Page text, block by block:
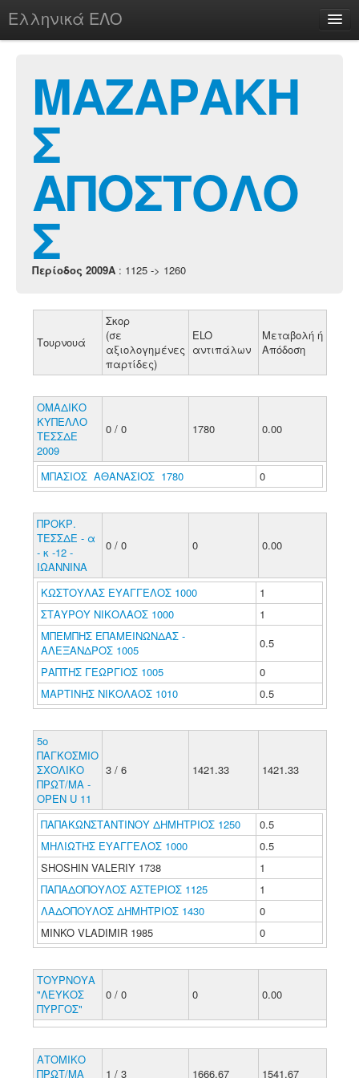
Ελληνικά ΕΛΟ
chesstu.be @ discord
Login
ΜΑΖΑΡΑΚΗ
Σ
ΑΠΟΣΤΟΛΟ
Σ
Περίοδος 2009A : 1125 -> 1260
Τουρνουά
Σκορ
(σε
αξιολογημένες
παρτίδες)
ELO
αντιπάλων
Μεταβολή ή
Απόδοση
ΟΜΑΔΙΚΟ
ΚΥΠΕΛΛΟ
ΤΕΣΣΔΕ
2009
0 / 0 1780 0.00
ΜΠΑΣΙΟΣ ΑΘΑΝΑΣΙΟΣ 1780 0
ΠΡΟΚΡ.
ΤΕΣΣΔΕ - α
- κ -12 -
ΙΩΑΝΝΙΝΑ
0 / 0 0 0.00
ΚΩΣΤΟΥΛΑΣ ΕΥΑΓΓΕΛΟΣ 1000
1
ΣΤΑΥΡΟΥ ΝΙΚΟΛΑΟΣ 1000
1
ΜΠΕΜΠΗΣ ΕΠΑΜΕΙΝΩΝΔΑΣ -
ΑΛΕΞΑΝΔΡΟΣ 1005
0.5
ΡΑΠΤΗΣ ΓΕΩΡΓΙΟΣ 1005
0
ΜΑΡΤΙΝΗΣ ΝΙΚΟΛΑΟΣ 1010
0.5
5ο
ΠΑΓΚΟΣΜΙΟ
ΣΧΟΛΙΚΟ
ΠΡΩΤ/ΜΑ -
ΟΡΕΝ U 11
3 / 6 1421.33 1421.33
ΠΑΠΑΚΩΝΣΤΑΝΤΙΝΟΥ ΔΗΜΗΤΡΙΟΣ 1250
0.5
ΜΗΛΙΩΤΗΣ ΕΥΑΓΓΕΛΟΣ 1000
0.5
SHOSHIN VALERIY 1738
1
ΠΑΠΑΔΟΠΟΥΛΟΣ ΑΣΤΕΡΙΟΣ 1125
1
ΛΑΔΟΠΟΥΛΟΣ ΔΗΜΗΤΡΙΟΣ 1430
0
MINKO VLADIMIR 1985
0
ΤΟΥΡΝΟΥΑ
"ΛΕΥΚΟΣ
ΠΥΡΓΟΣ"
0 / 0 0 0.00
ΑΤΟΜΙΚΟ
ΠΡΩΤ/ΜΑ
1 / 3 1666.67 1541.67